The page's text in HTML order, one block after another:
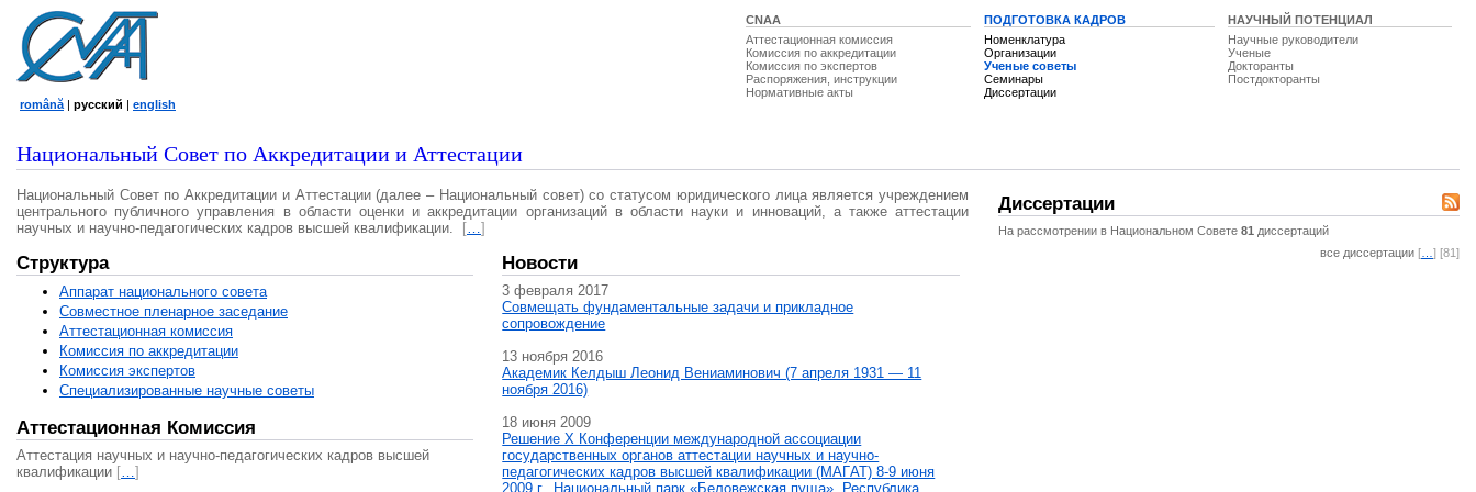
CNAA
Аттестационная комиссия
Комиссия по аккредитации
Комиссия по экспертов
Распоряжения, инструкции
Нормативные акты
ПОДГОТОВКА КАДРОВ
Номенклатура
Организации
Ученые советы
Семинары
Диссертации
НАУЧНЫЙ ПОТЕНЦИАЛ
Научные руководители
Ученые
Докторанты
Постдокторанты
română | русский | english
Национальный Совет по Аккредитации и Аттестации
Национальный Совет по Аккредитации и Аттестации (далее – Национальный совет) со статусом юридического лица является учреждением
центрального публичного управления в области оценки и аккредитации организаций в области науки и инноваций, а также аттестации
научных и научно-педагогических кадров высшей квалификации.
[…]
Структура
Аппарат национального совета
Совместное пленарное заседание
Аттестационная комисcия
Комиссия по аккредитации
Комиссия экспертов
Специализированные научные советы
Аттестационная Комиссия
Аттестация научных и научно-педагогических кадров высшей
квалификации […]
Новости
3 февраля 2017
Совмещать фундаментальные задачи и прикладное
сопровождение
13 ноября 2016
Академик Келдыш Леонид Вениаминович (7 апреля 1931 — 11
ноября 2016)
18 июня 2009
Решение X Конференции международной ассоциации
государственных органов аттестации научных и научно-
педагогических кадров высшей квалификации (МАГAT) 8-9 июня
2009 г., Национальный парк «Беловежская пуща», Республика
Диссертации
На рассмотрении в Национальном Совете 81 диссертаций
все диссертации [ ] [81]